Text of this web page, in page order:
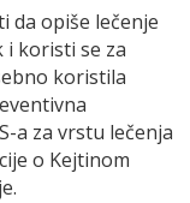
da opiše lečenje
koristi se za
koristila
a za vrstu lečenja
o Kejtinom